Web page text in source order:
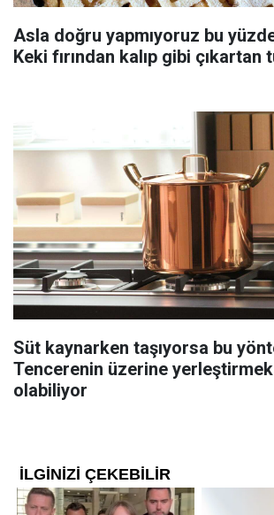
Asla doğru yapmıyoruz bu
Keki fırından kalıp gibi çıkartan
Süt kaynarken taşıyorsa bu
Tencerenin üzerine
olabiliyor